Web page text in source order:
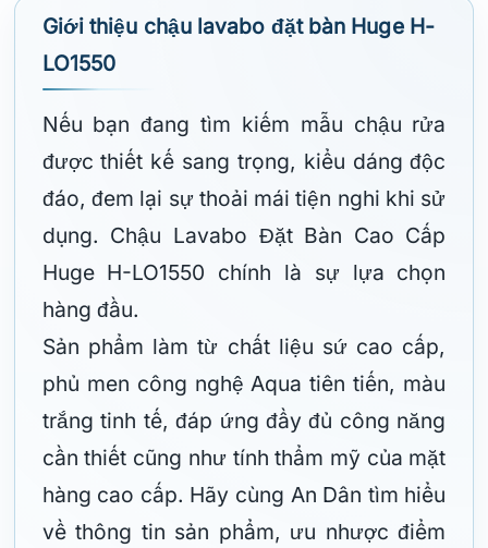
Giới thiệu chậu lavabo đặt bàn Huge H-
LO1550
Nếu bạn đang tìm kiếm mẫu chậu rửa
được thiết kế sang trọng, kiểu dáng độc
đáo, đem lại sự thoải mái tiện nghi khi sử
dụng. Chậu Lavabo Đặt Bàn Cao Cấp
Huge H-LO1550 chính là sự lựa chọn
hàng đầu.
Sản phẩm làm từ chất liệu sứ cao cấp,
phủ men công nghệ Aqua tiên tiến, màu
trắng tinh tế, đáp ứng đầy đủ công năng
cần thiết cũng như tính thẩm mỹ của mặt
hàng cao cấp. Hãy cùng An Dân tìm hiểu
về thông tin sản phẩm, ưu nhược điểm